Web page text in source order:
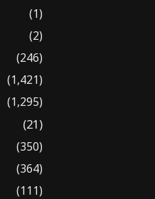
(1)
(2)
(246)
(1,421)
(1,295)
(21)
(350)
(364)
(111)